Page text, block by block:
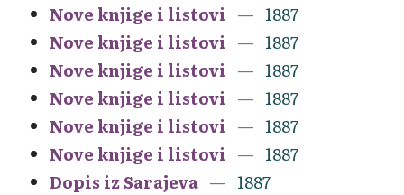
Nove knjige i listovi
1887
Nove knjige i listovi
1887
Nove knjige i listovi
1887
Nove knjige i listovi
1887
Nove knjige i listovi
1887
Nove knjige i listovi
1887
Dopis iz Sarajeva
1887